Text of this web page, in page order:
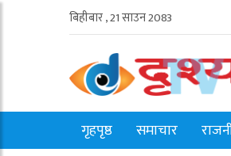
बिहीबार , 21 साउन 2083
गृहपृष्ठ समाचार